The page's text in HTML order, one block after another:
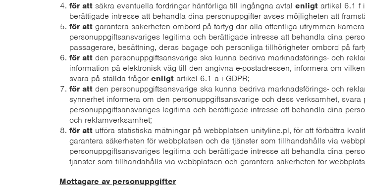
för att säkra eventuella fordringar hänförliga till ingångna avtal enligtartikel 6.1 f i
berättigade intresse att behandla dina personuppgifter avses möjligheten att
för attgarantera säkerheten ombord på fartyg där alla offentliga utrymmen
personuppgiftsansvariges legitima och berättigade intresse att behandla dina
passagerare, besättning, deras bagage och personliga tillhörigheter ombord på
för attden personuppgiftsansvarige ska kunna bedriva marknadsförings- och
information på elektronisk väg till den angivna e-postadressen, informera om
svara på ställda frågor enligtartikel 6.1 a i GDPR;
för attden personuppgiftsansvarige ska kunna bedriva marknadsförings- och
synnerhet informera om den personuppgiftsansvarige och dess verksamhet, svara
personuppgiftsansvariges legitima och berättigade intresse att behandla dina
och reklamverksamhet;
för attutföra statistiska mätningar på webbplatsen unityline.pl, för att förbättra
garantera säkerheten för webbplatsen och de tjänster som tillhandahålls via
personuppgiftsansvariges legitima och berättigade intresse att behandla dina
tjänster som tillhandahålls via webbplatsen och garantera säkerheten för
Mottagare av personuppgifter